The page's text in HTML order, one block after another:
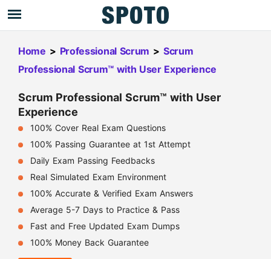
Home > Professional Scrum > Scrum
Professional Scrum™ with User Experience
Scrum Professional Scrum™ with User
Experience
100% Cover Real Exam Questions
100% Passing Guarantee at 1st Attempt
Daily Exam Passing Feedbacks
Real Simulated Exam Environment
100% Accurate & Verified Exam Answers
Average 5-7 Days to Practice & Pass
Fast and Free Updated Exam Dumps
100% Money Back Guarantee